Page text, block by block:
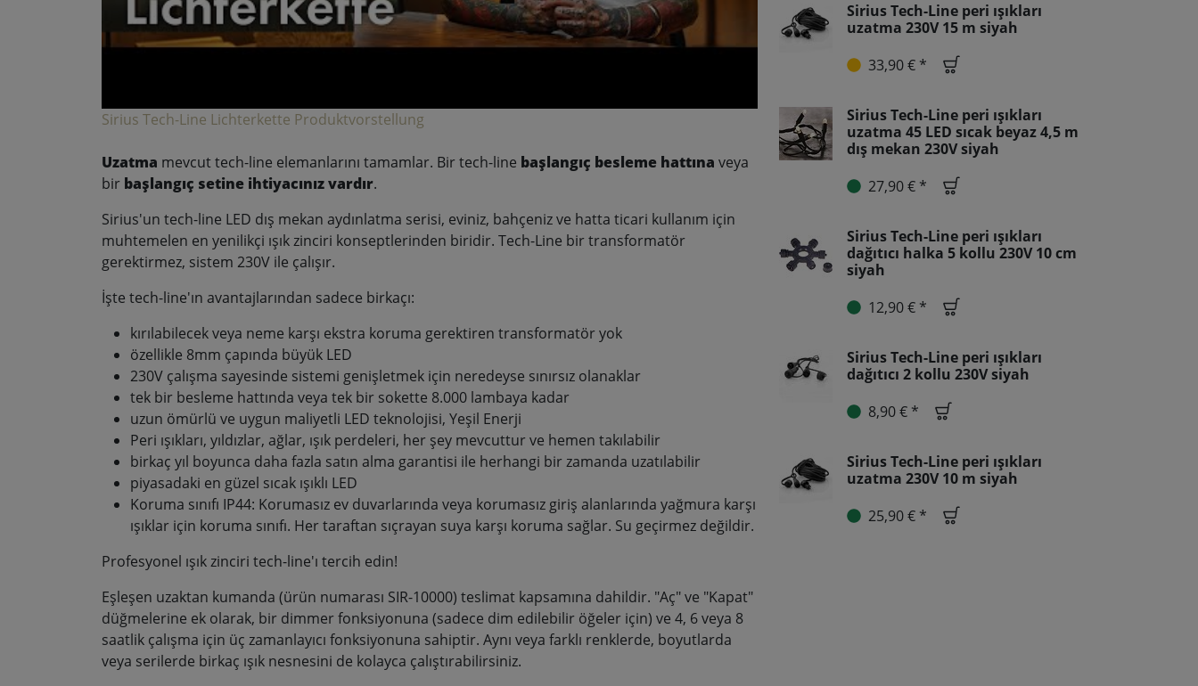
Sirius Tech-Line Lichterkette Produktvorstellung
Uzatma mevcut tech-line elemanlarını tamamlar. Bir tech-line başlangıç besleme hattına veya
bir başlangıç setine ihtiyacınız vardır.
Sirius'un tech-line LED dış mekan aydınlatma serisi, eviniz, bahçeniz ve hatta ticari kullanım için
muhtemelen en yenilikçi ışık zinciri konseptlerinden biridir. Tech-Line bir transformatör
gerektirmez, sistem 230V ile çalışır.
İşte tech-line'ın avantajlarından sadece birkaçı:
kırılabilecek veya neme karşı ekstra koruma gerektiren transformatör yok
özellikle 8mm çapında büyük LED
230V çalışma sayesinde sistemi genişletmek için neredeyse sınırsız olanaklar
tek bir besleme hattında veya tek bir sokette 8.000 lambaya kadar
uzun ömürlü ve uygun maliyetli LED teknolojisi, Yeşil Enerji
Peri ışıkları, yıldızlar, ağlar, ışık perdeleri, her şey mevcuttur ve hemen takılabilir
birkaç yıl boyunca daha fazla satın alma garantisi ile herhangi bir zamanda uzatılabilir
piyasadaki en güzel sıcak ışıklı LED
Koruma sınıfı IP44: Korumasız ev duvarlarında veya korumasız giriş alanlarında yağmura karşı
ışıklar için koruma sınıfı. Her taraftan sıçrayan suya karşı koruma sağlar. Su geçirmez değildir.
Profesyonel ışık zinciri tech-line'ı tercih edin!
Eşleşen uzaktan kumanda (ürün numarası SIR-10000) teslimat kapsamına dahildir. "Aç" ve "Kapat"
düğmelerine ek olarak, bir dimmer fonksiyonuna (sadece dim edilebilir öğeler için) ve 4, 6 veya 8
saatlik çalışma için üç zamanlayıcı fonksiyonuna sahiptir. Aynı veya farklı renklerde, boyutlarda
veya serilerde birkaç ışık nesnesini de kolayca çalıştırabilirsiniz.
Sirius Tech-Line peri ışıkları
uzatma 230V 15 m siyah
33,90 € *
Sirius Tech-Line peri ışıkları
uzatma 45 LED sıcak beyaz 4,5 m
dış mekan 230V siyah
27,90 € *
Sirius Tech-Line peri ışıkları
dağıtıcı halka 5 kollu 230V 10 cm
siyah
12,90 € *
Sirius Tech-Line peri ışıkları
dağıtıcı 2 kollu 230V siyah
8,90 € *
Sirius Tech-Line peri ışıkları
uzatma 230V 10 m siyah
25,90 € *